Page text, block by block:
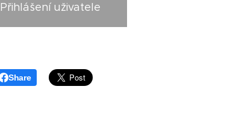
Přihlášení uživatele
Share